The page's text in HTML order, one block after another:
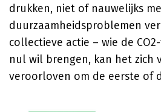
drukken, niet of nauwelijks
duurzaamheidsproblemen
collectieve actie – wie de
nul wil brengen, kan het zich
veroorloven om de eerste of